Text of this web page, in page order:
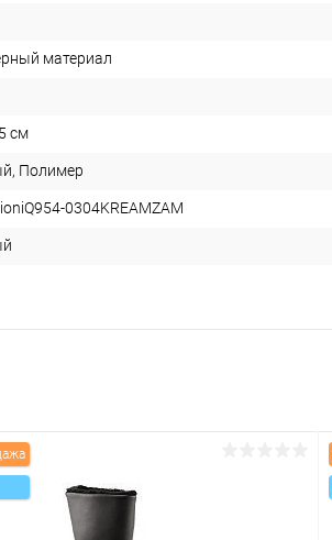
материал
см
Полимер
0304KREAMZAM